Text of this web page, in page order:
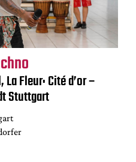
Fleur: Cité d’or –
Stuttgart